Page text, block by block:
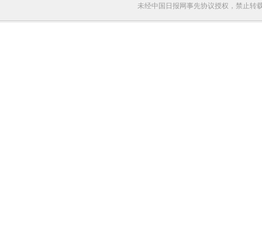
未经中国日报网事先协议授权，禁止转